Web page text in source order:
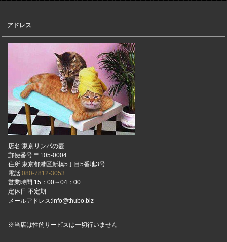
アドレス
店名:東京リンパの壺
郵便番号:〒105-0004
住所:東京都港区新橋5丁目5番地3号
電話:080-7812-3053
営業時間:15：00～04：00
定休日:不定期
メールアドレス:info@thubo.biz
※当店は性的サービスは一切行いません